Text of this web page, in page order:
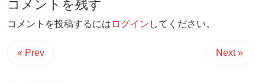
コメントを残す
コメントを投稿するには ログイン してください。
« Prev Next »